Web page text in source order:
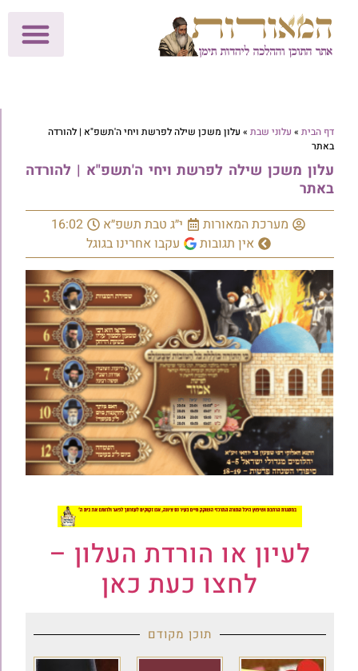
דף הבית » עלוני שבת » עלון משכן שילה לפרשת ויחי ה'תשפ"א | להורדה
באתר
עלון משכן שילה לפרשת ויחי ה'תשפ"א | להורדה
באתר
מערכת המאורות י״ג טבת תשפ״א
16:02
אין תגובות
עקבו אחרינו בגוגל
לעיון או הורדת העלון –
לחצו כעת כאן
תוכן מקודם